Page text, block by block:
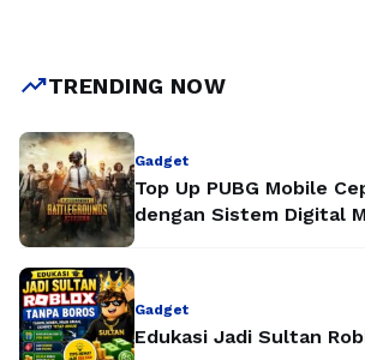
… Baca Selengkapnya
trending_upTRENDING NOW
Gadget
Top Up PUBG Mobile
dengan Sistem Digital
Gadget
Edukasi Jadi Sultan